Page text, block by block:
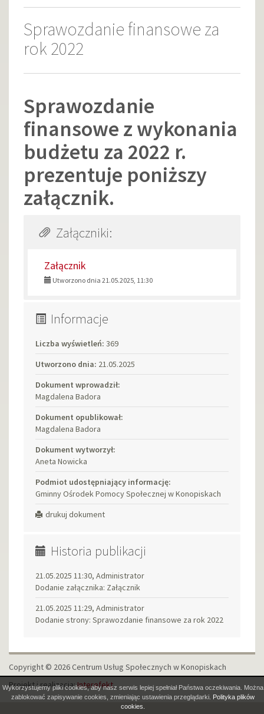
Sprawozdanie finansowe za
rok 2022
Sprawozdanie
finansowe z wykonania
budżetu za 2022 r.
prezentuje poniższy
załącznik.
Załączniki:
Załącznik
Utworzono dnia 21.05.2025, 11:30
Informacje
Liczba wyświetleń: 369
Utworzono dnia: 21.05.2025
Dokument wprowadził:
Magdalena Badora
Dokument opublikował:
Magdalena Badora
Dokument wytworzył:
Aneta Nowicka
Podmiot udostępniający informację:
Gminny Ośrodek Pomocy Społecznej w Konopiskach
drukuj dokument
Historia publikacji
21.05.2025 11:30, Administrator
Dodanie załącznika: Załącznik
21.05.2025 11:29, Administrator
Dodanie strony: Sprawozdanie finansowe za rok 2022
Copyright © 2026 Centrum Usług Społecznych w Konopiskach
Projekt i realizacja:Interefekt
Wykorzystujemy pliki cookies, aby nasz serwis lepiej spełniał Państwa oczekiwania. Można
zablokować zapisywanie cookies, zmieniając ustawienia przeglądarki. Polityka plików
cookies.